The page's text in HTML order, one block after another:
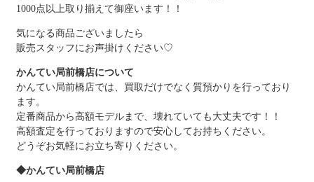
1000点以上取り揃えて御座います！！
気になる商品ございましたら
販売スタッフにお声掛けください♡
かんてい局前橋店について
かんてい局前橋店では、買取だけでなく質預かりを行っており
ます。
定番商品から高額モデルまで、壊れていても大丈夫です！！
高額査定を行っておりますので安心してお持ちください。
どうぞお気軽にお立ち寄りください。
◆かんてい局前橋店